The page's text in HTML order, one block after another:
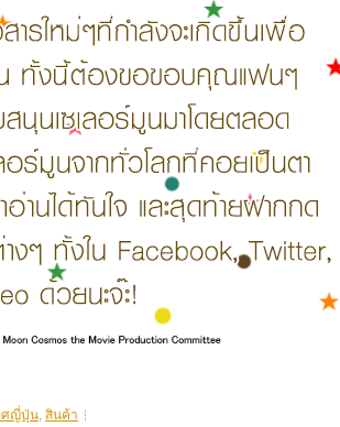
ศญี่ปุ่น, สินค้า